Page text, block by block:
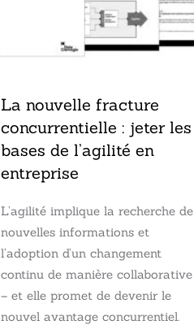
La nouvelle fracture
concurrentielle : jeter les
bases de l’agilité en
entreprise
L’agilité implique la recherche de
nouvelles informations et
l’adoption d’un changement
continu de manière collaborative
– et elle promet de devenir le
nouvel avantage concurrentiel.